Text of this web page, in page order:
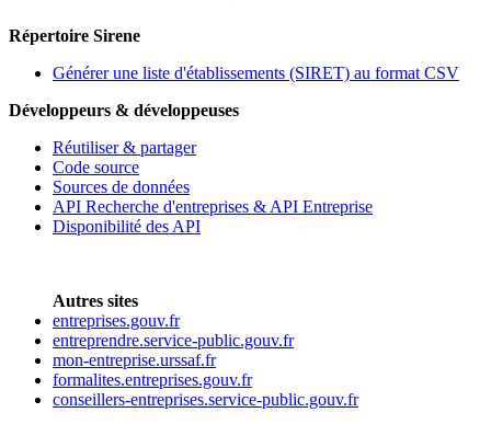
Répertoire Sirene
Générer une liste d'établissements (SIRET) au format CSV
Développeurs & développeuses
Réutiliser & partager
Code source
Sources de données
API Recherche d'entreprises & API Entreprise
Disponibilité des API
Autres sites
entreprises.gouv.fr
entreprendre.service-public.gouv.fr
mon-entreprise.urssaf.fr
formalites.entreprises.gouv.fr
conseillers-entreprises.service-public.gouv.fr